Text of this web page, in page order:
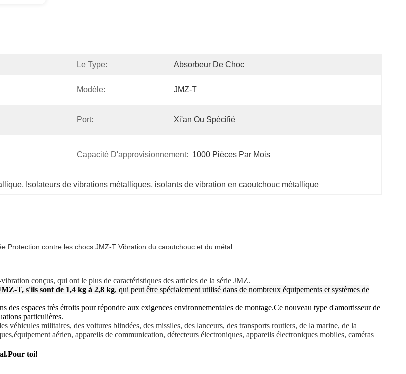
Le Type: Absorbeur De Choc
Modèle: JMZ-T
Port: Xi'an Ou Spécifié
Capacité D'approvisionnement: 1000 Pièces Par Mois
, Isolateurs de vibrations métalliques, isolants de vibration en caoutchouc métallique
Protection contre les chocs JMZ-T Vibration du caoutchouc et du métal
conçus, qui ont le plus de caractéristiques des articles de la série JMZ.
T, s'ils sont de 1,4 kg à 2,8 kg, qui peut être spécialement utilisé dans de nombreux équipements et systèmes de
espaces très étroits pour répondre aux exigences environnementales de montage.Ce nouveau type d'amortisseur de
particulières.
véhicules militaires, des voitures blindées, des missiles, des lanceurs, des transports routiers, de la marine, de la
aérien, appareils de communication, détecteurs électroniques, appareils électroniques mobiles, caméras
Pour toi!